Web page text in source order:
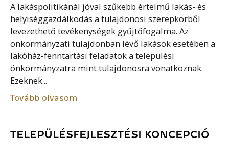
A lakáspolitikánál jóval szűkebb értelmű lakás- és
helyiséggazdálkodás a tulajdonosi szerepkörből
levezethető tevékenységek gyűjtőfogalma. Az
önkormányzati tulajdonban lévő lakások esetében a
lakóház-fenntartási feladatok a települési
önkormányzatra mint tulajdonosra vonatkoznak.
Ezeknek...
Tovább olvasom
TELEPÜLÉSFEJLESZTÉSI KONCEPCIÓ